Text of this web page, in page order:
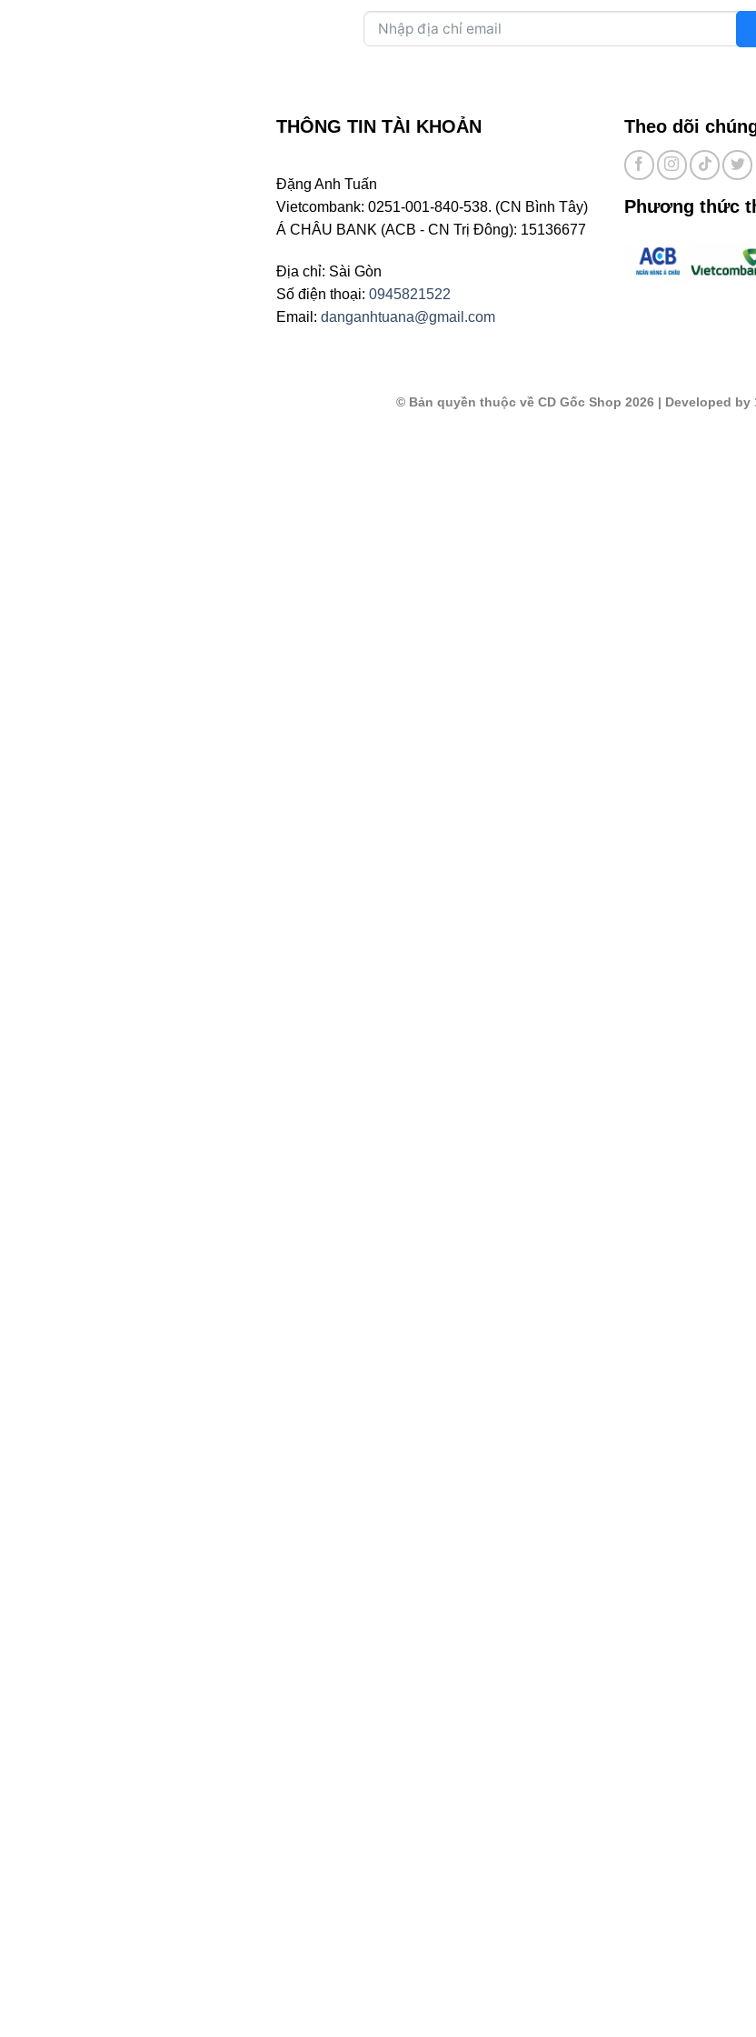
THÔNG TIN TÀI KHOẢN
Đặng Anh Tuấn
Vietcombank: 0251-001-840-538. (CN Bình Tây)
Á CHÂU BANK (ACB - CN Trị Đông): 15136677
Địa chỉ: Sài Gòn
Số điện thoại: 0945821522
Email: danganhtuana@gmail.com
Theo dõi
Phương thức
© Bản quyền thuộc về CD Gốc Shop 2026| Developed by